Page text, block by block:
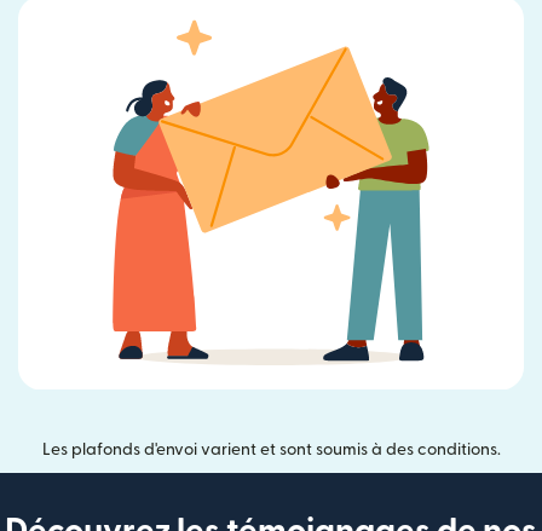
Les plafonds d'envoi varient et sont soumis à des conditions.